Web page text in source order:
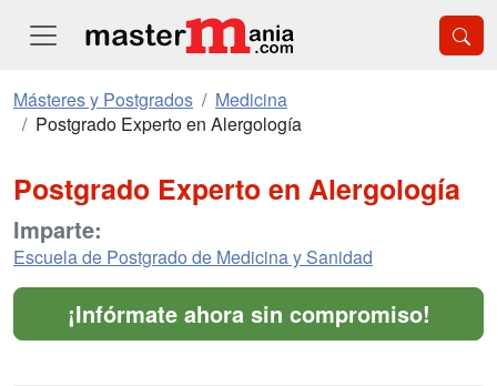
Másteres y Postgrados
Medicina
Postgrado Experto en Alergología
Postgrado Experto en Alergología
Imparte:
Escuela de Postgrado de Medicina y Sanidad
¡Infórmate ahora sin compromiso!